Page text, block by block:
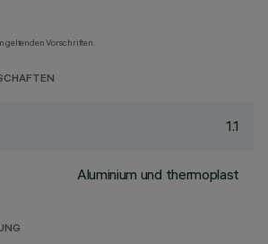
geltenden Vorschriften.
1.1
Aluminium und thermoplast